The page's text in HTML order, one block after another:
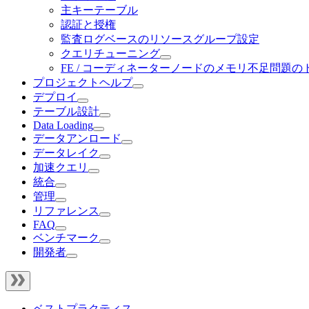
主キーテーブル
認証と授権
監査ログベースのリソースグループ設定
クエリチューニング
FE / コーディネーターノードのメモリ不足問題の
プロジェクトヘルプ
デプロイ
テーブル設計
Data Loading
データアンロード
データレイク
加速クエリ
統合
管理
リファレンス
FAQ
ベンチマーク
開発者